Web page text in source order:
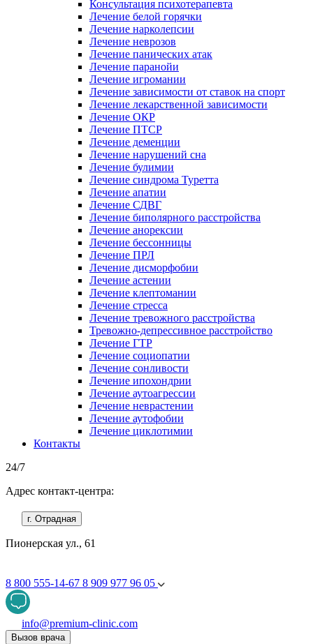
Консультация психотерапевта
Лечение белой горячки
Лечение нарколепсии
Лечение неврозов
Лечение панических атак
Лечение паранойи
Лечение игромании
Лечение зависимости от ставок на спорт
Лечение лекарственной зависимости
Лечение ОКР
Лечение ПТСР
Лечение деменции
Лечение нарушений сна
Лечение булимии
Лечение синдрома Туретта
Лечение апатии
Лечение СДВГ
Лечение биполярного расстройства
Лечение анорексии
Лечение бессонницы
Лечение ПРЛ
Лечение дисморфобии
Лечение астении
Лечение клептомании
Лечение стресса
Лечение тревожного расстройства
Тревожно-депрессивное расстройство
Лечение ГТР
Лечение социопатии
Лечение сонливости
Лечение ипохондрии
Лечение аутоагрессии
Лечение неврастении
Лечение аутофобии
Лечение циклотимии
Контакты
24/7
Адрес контакт-центра:
г. Отрадная
Пионерская ул., 61
8 800 555-14-67 8 909 977 96 05
info@premium-clinic.com
Вызов врача